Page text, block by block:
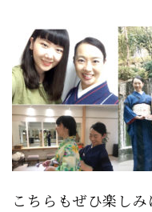
こちらもぜひ楽し